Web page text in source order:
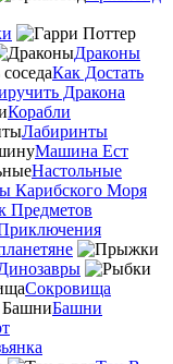
Драконы
Как Достать
Дракона
Корабли
Лабиринты
Машина Ест
Настольные
Карибского Моря
Предметов
Сокровища
Башни